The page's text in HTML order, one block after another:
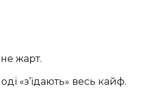
жарт.
«з’їдають» весь кайф.